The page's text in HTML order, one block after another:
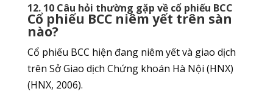
12. 10 Câu hỏi thường gặp về cổ phiếu BCC
Cổ phiếu BCC niêm yết trên sàn
nào?
Cổ phiếu BCC hiện đang niêm yết và giao dịch
trên Sở Giao dịch Chứng khoán Hà Nội (HNX)
(HNX, 2006).